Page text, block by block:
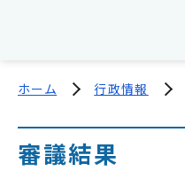
ホーム 行政情報
審議結果